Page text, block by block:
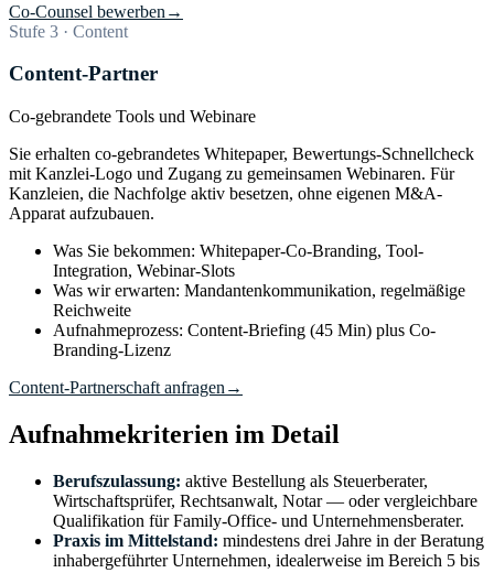
Co-Counsel bewerben →
Stufe 3 · Content
Content-Partner
Co-gebrandete Tools und Webinare
Sie erhalten co-gebrandetes Whitepaper, Bewertungs-Schnellcheck
mit Kanzlei-Logo und Zugang zu gemeinsamen Webinaren. Für
Kanzleien, die Nachfolge aktiv besetzen, ohne eigenen M&A-
Apparat aufzubauen.
Was Sie bekommen: Whitepaper-Co-Branding, Tool-
Integration, Webinar-Slots
Was wir erwarten: Mandantenkommunikation, regelmäßige
Reichweite
Aufnahmeprozess: Content-Briefing (45 Min) plus Co-
Branding-Lizenz
Content-Partnerschaft anfragen →
Aufnahmekriterien im Detail
Berufszulassung: aktive Bestellung als Steuerberater,
Wirtschaftsprüfer, Rechtsanwalt, Notar — oder vergleichbare
Qualifikation für Family-Office- und Unternehmensberater.
Praxis im Mittelstand: mindestens drei Jahre in der Beratung
inhabergeführter Unternehmen, idealerweise im Bereich 5 bis